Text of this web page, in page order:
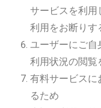
サービスを利用
利用をお断りす
ユーザーにご
利用状況の閲覧
有料サービスに
るため